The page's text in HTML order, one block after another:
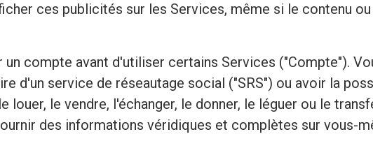
ces publicités sur les Services, même si le contenu
un compte avant d'utiliser certains Services ("Compte").
d'un service de réseautage social ("SRS") ou avoir la
louer, le vendre, l'échanger, le donner, le léguer ou le
des informations véridiques et complètes sur vous-